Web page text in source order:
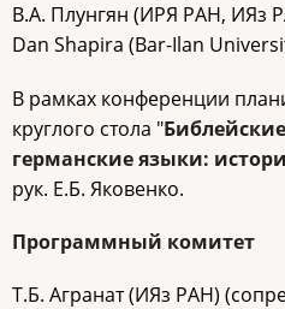
В.А. Плунгян (ИРЯ РАН, ИЯз
Dan Shapira (Bar-Ilan
В рамках конференции
круглого стола "
германские языки:
рук. Е.Б. Яковенко.
Программный комитет
Т.Б. Агранат (ИЯз РАН)